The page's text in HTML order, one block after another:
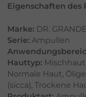
Eigenschaften des
Marke: DR.
Serie: Ampullen
Hauttyp: Mischhaut
Normale Haut,
(sicca), Trockene